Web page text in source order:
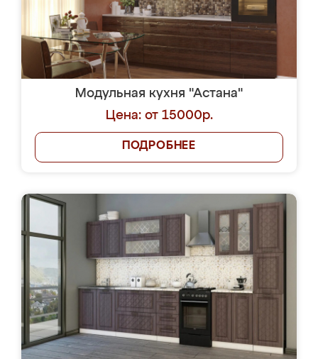
Модульная кухня "Астана"
Цена: от 15000р.
ПОДРОБНЕЕ